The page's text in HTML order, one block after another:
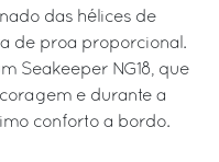
das hélices de
de proa proporcional.
Seakeeper NG18, que
e durante a
conforto a bordo.